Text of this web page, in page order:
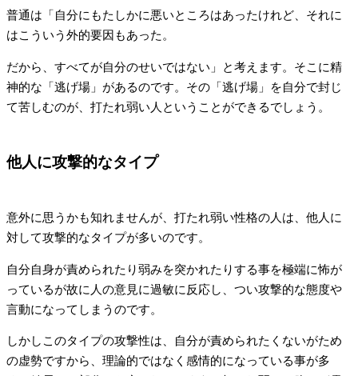
普通は「自分にもたしかに悪いところはあったけれど、それに
はこういう外的要因もあった。
だから、すべてが自分のせいではない」と考えます。そこに精
神的な「逃げ場」があるのです。その「逃げ場」を自分で封じ
て苦しむのが、打たれ弱い人ということができるでしょう。
他人に攻撃的なタイプ
意外に思うかも知れませんが、打たれ弱い性格の人は、他人に
対して攻撃的なタイプが多いのです。
自分自身が責められたり弱みを突かれたりする事を極端に怖が
っているが故に人の意見に過敏に反応し、つい攻撃的な態度や
言動になってしまうのです。
しかしこのタイプの攻撃性は、自分が責められたくないがため
の虚勢ですから、理論的ではなく感情的になっている事が多